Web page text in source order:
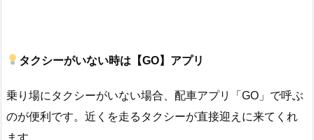
タクシーがいない時は【GO】アプリ
乗り場にタクシーがいない場合、配車アプリ「GO」で呼ぶ
のが便利です。近くを走るタクシーが直接迎えに来てくれ